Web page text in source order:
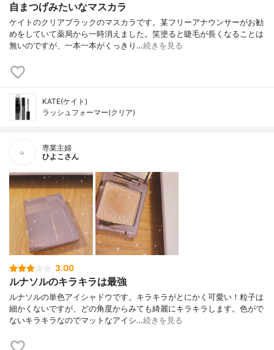
自まつげみたいなマスカラ
ケイトのクリアブラックのマスカラです。某フリーアナウンサーがお勧
めをしていて薬局から一時消えました。笑塗ると睫毛が長くなることは
無いのですが、一本一本がくっきり…続きを見る
KATE(ケイト)
ラッシュフォーマー(クリア)
専業主婦
ひよこさん
3.00
ルナソルのキラキラは最強
ルナソルの単色アイシャドウです。キラキラがとにかく可愛い！粒子は
細かくないですが、どの角度からみても綺麗にキラキラします。色がで
ないキラキラなのでマットなアイシ…続きを見る